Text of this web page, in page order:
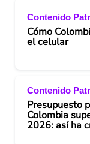
Contenido
Cómo
el celular
Contenido
Presupuesto
Colombia
2026: así ha